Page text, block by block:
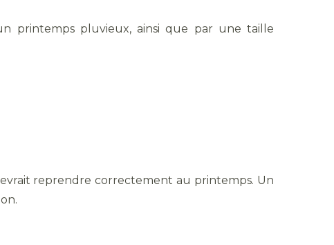
printemps pluvieux, ainsi que par une taille
reprendre correctement au printemps. Un